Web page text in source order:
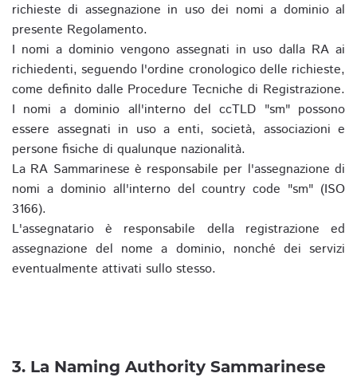
richieste di assegnazione in uso dei nomi a dominio al
presente Regolamento.
I nomi a dominio vengono assegnati in uso dalla RA ai
richiedenti, seguendo l'ordine cronologico delle richieste,
come definito dalle Procedure Tecniche di Registrazione.
I nomi a dominio all'interno del ccTLD "sm" possono
essere assegnati in uso a enti, società, associazioni e
persone fisiche di qualunque nazionalità.
La RA Sammarinese è responsabile per l'assegnazione di
nomi a dominio all'interno del country code "sm" (ISO
3166).
L'assegnatario è responsabile della registrazione ed
assegnazione del nome a dominio, nonché dei servizi
eventualmente attivati sullo stesso.
3. La Naming Authority Sammarinese